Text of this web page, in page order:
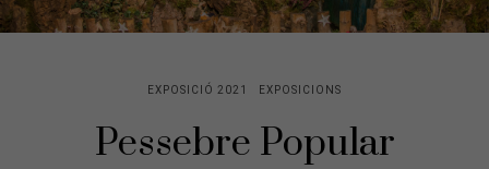
EXPOSICIÓ 2021 EXPOSICIONS
Pessebre Popular